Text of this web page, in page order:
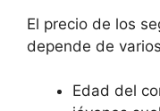
El precio de los
depende de
Edad del